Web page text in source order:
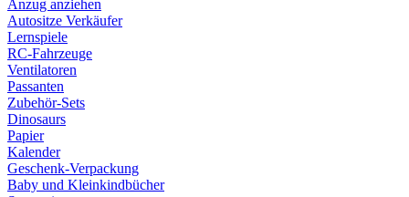
Anzug anziehen
Autositze Verkäufer
Lernspiele
RC-Fahrzeuge
Ventilatoren
Passanten
Zubehör-Sets
Dinosaurs
Papier
Kalender
Geschenk-Verpackung
Baby und Kleinkindbücher